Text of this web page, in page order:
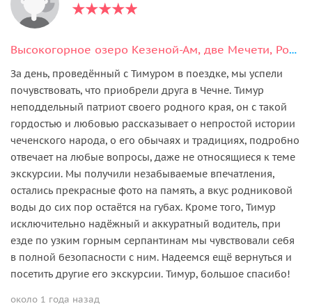
Высокогорное озеро Кезеной-Ам, две Мечети, Родник и город Хой
За день, проведённый с Тимуром в поездке, мы успели
почувствовать, что приобрели друга в Чечне. Тимур
неподдельный патриот своего родного края, он с такой
гордостью и любовью рассказывает о непростой истории
чеченского народа, о его обычаях и традициях, подробно
отвечает на любые вопросы, даже не относящиеся к теме
экскурсии. Мы получили незабываемые впечатления,
остались прекрасные фото на память, а вкус родниковой
воды до сих пор остаётся на губах. Кроме того, Тимур
исключительно надёжный и аккуратный водитель, при
езде по узким горным серпантинам мы чувствовали себя
в полной безопасности с ним. Надеемся ещё вернуться и
посетить другие его экскурсии. Тимур, большое спасибо!
около 1 года назад